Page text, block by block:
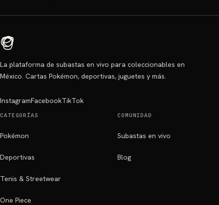
La plataforma de subastas en vivo para coleccionables en
México. Cartas Pokémon, deportivas, juguetes y más.
InstagramFacebookTikTok
CATEGORÍAS
Pokémon
Deportivas
Tenis & Streetwear
One Piece
COMUNIDAD
Subastas en vivo
Blog